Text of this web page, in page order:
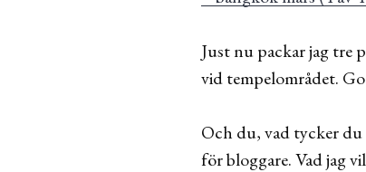
Just nu packar jag tre
vid tempelområdet.
Och du, vad tycker du
för bloggare. Vad jag